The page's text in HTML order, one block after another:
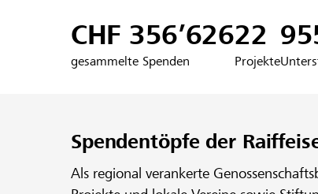
CHF 356’626
gesammelte Spenden
22
Projekte
Spendentöpfe der
Als regional verankerte